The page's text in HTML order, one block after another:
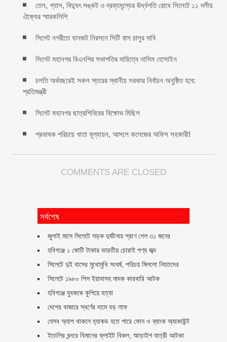
তেল, গ্যাস, বিদ্যুৎ সঙ্কট ও দ্রব্যমূল্যের ঊর্ধ্বগতি রোধে সিলেটে ১১ দলীয়
ঐক্যের স্মারকলিপি
সিলেট নগরীতে যানজট নিরসনে সিটি বাস চালুর দাবি
সিলেট মহানগর বিএনপির সভাপতির দায়িত্বে নাসিম হোসাইন
চলতি অর্থবছরেই সকল স্তরের স্থানীয় সরকার নির্বাচন অনুষ্ঠিত হবে:
প্রতিমন্ত্রী
সিলেট মহানগর ছাত্রশিবিরের বিক্ষোভ মিছিল
প্রভাষক পরিচয়ে খাতা মূল্যায়ন, আসলে কলেজের অফিস সহকারী!
COMMENTS ARE CLOSED
সর্বশেষ
জুলাই মাসে সিলেটে সড়ক দুর্ঘটনায় প্রাণ গেল ৩১ জনের
হবিগঞ্জে ১ কোটি টাকার ভারতীয় চোরাই পণ্য জব্দ
সিলেটে দুই বাসের মুখোমুখি সংঘর্ষ, পরিচয় মিললো নিহতদের
সিলেটে ১৯৮০ পিস ইয়াবাসহ মাদক কারবারি আটক
হবিগঞ্জে যুবককে কুপিয়ে হত্যা
দেশের বাজারে স্বর্ণের দামে বড় লাফ
যেসব অ্যাপ থাকলে হ্যাকড হতে পারে ফোন ও ব্যাংক অ্যাকাউন্ট
ইতালির বন্দরে বিমানের ফ্লাইট বিকল, আড়াইশ যাত্রী আটকা